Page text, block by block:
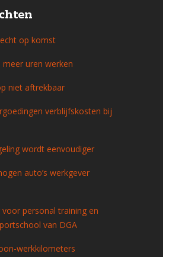
op komst
uren werken
niet aftrekbaar
verblijfskosten bij
wordt eenvoudiger
auto’s werkgever
personal training en
van DGA
werkkilometers